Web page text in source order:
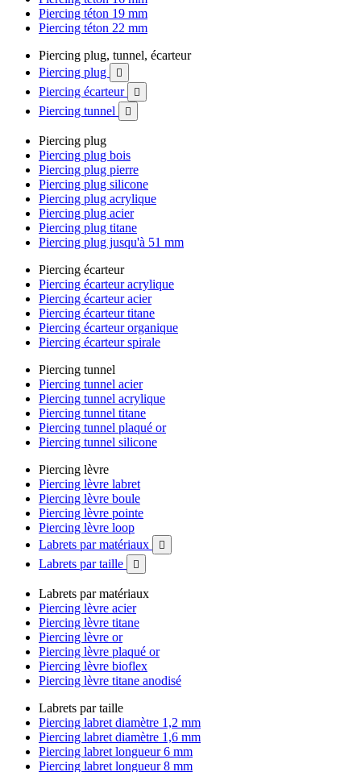
Piercing téton 19 mm
Piercing téton 22 mm
Piercing plug, tunnel, écarteur
Piercing plug

Piercing écarteur 
Piercing tunnel 
Piercing plug
Piercing plug bois
Piercing plug pierre
Piercing plug silicone
Piercing plug acrylique
Piercing plug acier
Piercing plug titane
Piercing plug jusqu'à 51 mm
Piercing écarteur
Piercing écarteur acrylique
Piercing écarteur acier
Piercing écarteur titane
Piercing écarteur organique
Piercing écarteur spirale
Piercing tunnel
Piercing tunnel acier
Piercing tunnel acrylique
Piercing tunnel titane
Piercing tunnel plaqué or
Piercing tunnel silicone
Piercing lèvre
Piercing lèvre labret
Piercing lèvre boule
Piercing lèvre pointe
Piercing lèvre loop
Labrets par matériaux

Labrets par taille 
Labrets par matériaux
Piercing lèvre acier
Piercing lèvre titane
Piercing lèvre or
Piercing lèvre plaqué or
Piercing lèvre bioflex
Piercing lèvre titane anodisé
Labrets par taille
Piercing labret diamètre 1,2 mm
Piercing labret diamètre 1,6 mm
Piercing labret longueur 6 mm
Piercing labret longueur 8 mm